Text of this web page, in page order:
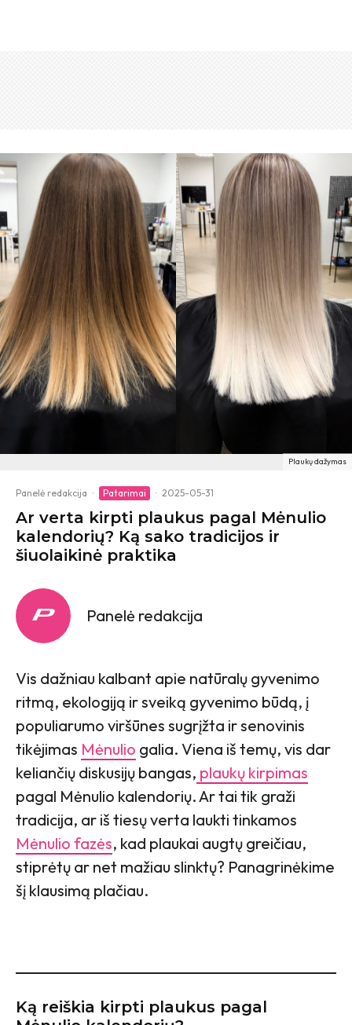
Plaukų dažymas
Panelė redakcija · Patarimai · 2025-05-31
Ar verta kirpti plaukus pagal Mėnulio
kalendorių? Ką sako tradicijos ir
šiuolaikinė praktika
Panelė redakcija
Vis dažniau kalbant apie natūralų gyvenimo
ritmą, ekologiją ir sveiką gyvenimo būdą, į
populiarumo viršūnes sugrįžta ir senovinis
tikėjimas Mėnulio galia. Viena iš temų, vis dar
keliančių diskusijų bangas, plaukų kirpimas
pagal Mėnulio kalendorių. Ar tai tik graži
tradicija, ar iš tiesų verta laukti tinkamos
Mėnulio fazės, kad plaukai augtų greičiau,
stiprėtų ar net mažiau slinktų? Panagrinėkime
šį klausimą plačiau.
Ką reiškia kirpti plaukus pagal